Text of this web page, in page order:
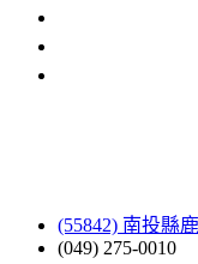
(55842) 南投縣
(049) 275-0010